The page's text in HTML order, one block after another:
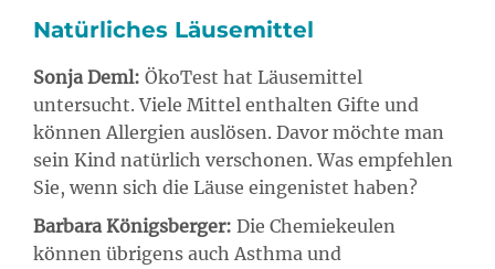
Natürliches Läusemittel
Sonja Deml: ÖkoTest hat Läusemittel
untersucht. Viele Mittel enthalten Gifte und
können Allergien auslösen. Davor möchte man
sein Kind natürlich verschonen. Was empfehlen
Sie, wenn sich die Läuse eingenistet haben?
Barbara Königsberger: Die Chemiekeulen
können übrigens auch Asthma und